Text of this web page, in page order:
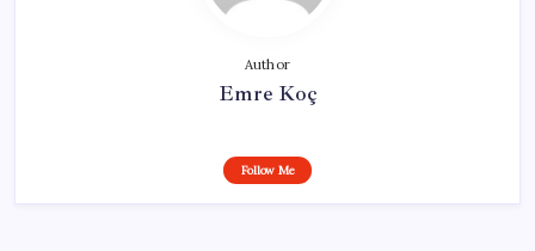
Author
Emre Koç
Follow Me